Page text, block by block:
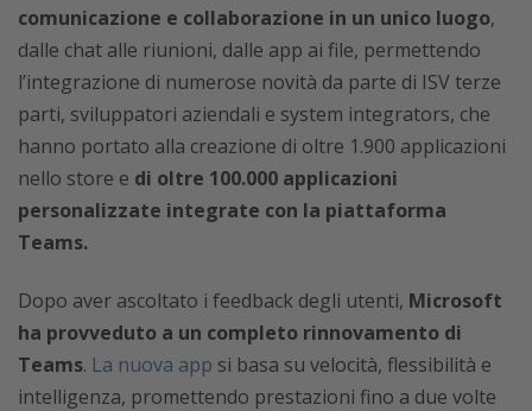
comunicazione e collaborazione in un unico luogo,
dalle chat alle riunioni, dalle app ai file, permettendo
l’integrazione di numerose novità da parte di ISV terze
parti, sviluppatori aziendali e system integrators, che
hanno portato alla creazione di oltre 1.900 applicazioni
nello store e di oltre 100.000 applicazioni
personalizzate integrate con la piattaforma
Teams.
Dopo aver ascoltato i feedback degli utenti, Microsoft
ha provveduto a un completo rinnovamento di
Teams. La nuova app si basa su velocità, flessibilità e
intelligenza, promettendo prestazioni fino a due volte